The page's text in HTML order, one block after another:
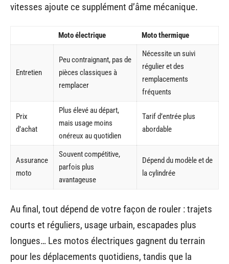
vitesses ajoute ce supplément d’âme mécanique.
Moto électrique Moto thermique
Entretien
Peu contraignant, pas de
pièces classiques à
remplacer
Nécessite un suivi
régulier et des
remplacements
fréquents
Prix
d’achat
Plus élevé au départ,
mais usage moins
onéreux au quotidien
Tarif d’entrée plus
abordable
Assurance
moto
Souvent compétitive,
parfois plus
avantageuse
Dépend du modèle et de
la cylindrée
Au final, tout dépend de votre façon de rouler : trajets
courts et réguliers, usage urbain, escapades plus
longues… Les motos électriques gagnent du terrain
pour les déplacements quotidiens, tandis que la